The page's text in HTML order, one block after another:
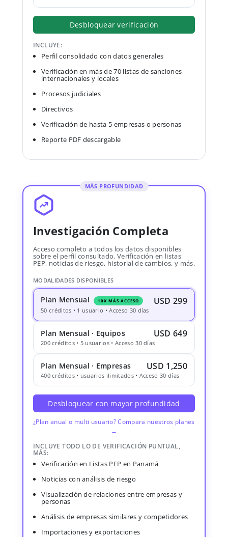
Desbloquear verificación
INCLUYE:
Perfil consolidado con datos generales
Verificación en más de 70 listas de sanciones
internacionales y locales
Procesos judiciales
Directivos
Verificación de hasta 5 empresas o personas
Reporte PDF descargable
MÁS PROFUNDIDAD
Investigación Completa
Acceso completo a todos los datos disponibles
sobre el perfil consultado. Verificación en listas
PEP, noticias de riesgo, historial de cambios, y más.
MODALIDADES DISPONIBLES
Plan Mensual 10X MÁS ACCESO USD 299
50 créditos • 1 usuario • Acceso 30 días
Plan Mensual · Equipos USD 649
200 créditos • 5 usuarios • Acceso 30 días
Plan Mensual · Empresas USD 1,250
400 créditos • usuarios ilimitados • Acceso 30 días
Desbloquear con mayor profundidad
¿Plan anual o multi usuario? Compara nuestros planes
→
INCLUYE TODO LO DE VERIFICACIÓN PUNTUAL,
MÁS:
Verificación en Listas PEP en Panamá
Noticias con análisis de riesgo
Visualización de relaciones entre empresas y
personas
Análisis de empresas similares y competidores
Importaciones y exportaciones